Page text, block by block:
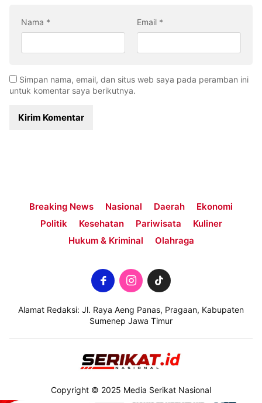
Nama * Email *
Simpan nama, email, dan situs web saya pada peramban ini
untuk komentar saya berikutnya.
Breaking News Nasional Daerah
Ekonomi
Politik
Kesehatan Pariwisata
Kuliner
Hukum & Kriminal
Olahraga
Alamat Redaksi: Jl. Raya Aeng Panas, Pragaan, Kabupaten
Sumenep Jawa Timur
Copyright © 2025 Media Serikat Nasional